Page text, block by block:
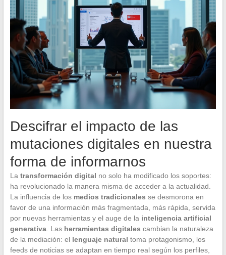
Descifrar el impacto de las
mutaciones digitales en nuestra
forma de informarnos
La transformación digital no solo ha modificado los soportes:
ha revolucionado la manera misma de acceder a la actualidad.
La influencia de los medios tradicionales se desmorona en
favor de una información más fragmentada, más rápida, servida
por nuevas herramientas y el auge de la inteligencia artificial
generativa. Las herramientas digitales cambian la naturaleza
de la mediación: el lenguaje natural toma protagonismo, los
feeds de noticias se adaptan en tiempo real según los perfiles,